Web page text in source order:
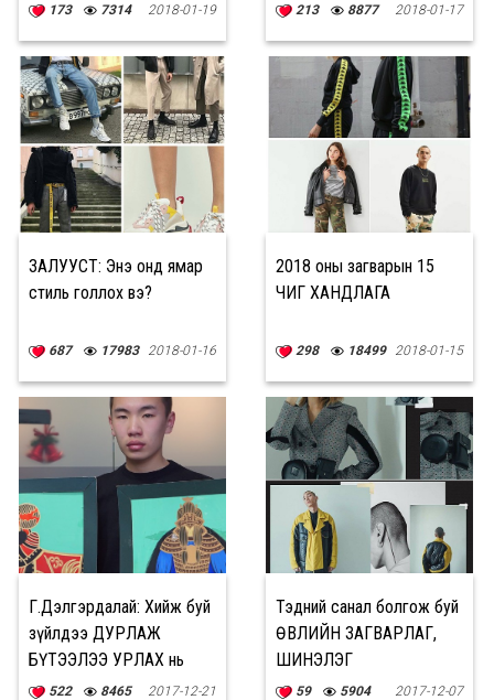
173 7314 2018-01-19 213 8877 2018-01-17
ЗАЛУУСТ: Энэ онд ямар
стиль голлох вэ?
687 17983 2018-01-16
2018 оны загварын 15
ЧИГ ХАНДЛАГА
298 18499 2018-01-15
Г.Дэлгэрдалай: Хийж буй
зүйлдээ ДУРЛАЖ
БҮТЭЭЛЭЭ УРЛАХ нь
үнэхээр ГАЙХАЛТАЙ
522 8465 2017-12-21
Тэдний санал болгож буй
ӨВЛИЙН ЗАГВАРЛАГ,
ШИНЭЛЭГ
ХУВЦАСЛАЛТЫН 9
59 5904 2017-12-07